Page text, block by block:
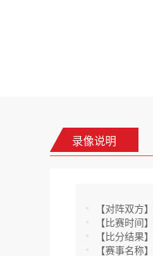
录像说明
【对阵双方】
【比赛时间】
【比分结果】
【赛事名称】